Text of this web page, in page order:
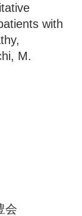
with
M.
会